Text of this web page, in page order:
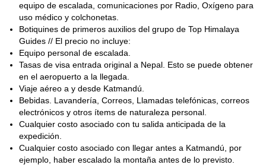
montañismo en Nepal.
equipo de escalada, comunicaciones por Radio, Oxígeno para
uso médico y colchonetas.
Botiquines de primeros auxilios del grupo de Top Himalaya
Guides // El precio no incluye:
Equipo personal de escalada.
Tasas de visa entrada original a Nepal. Esto se puede obtener
en el aeropuerto a la llegada.
Viaje aéreo a y desde Katmandú.
Bebidas. Lavandería, Correos, Llamadas telefónicas, correos
electrónicos y otros ítems de naturaleza personal.
Cualquier costo asociado con tu salida anticipada de la
expedición.
Cualquier costo asociado con llegar antes a Katmandú, por
ejemplo, haber escalado la montaña antes de lo previsto.